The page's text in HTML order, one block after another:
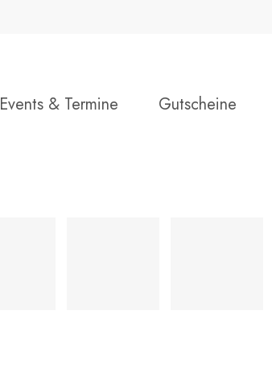
Events & Termine Gutscheine